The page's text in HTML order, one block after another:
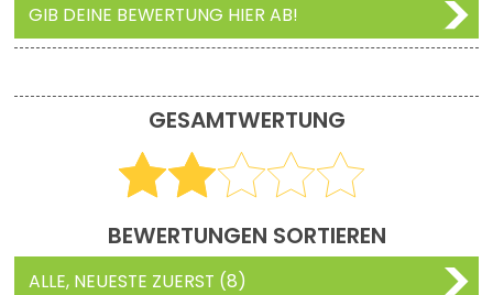
GIB DEINE BEWERTUNG HIER AB!
GESAMTWERTUNG
BEWERTUNGEN SORTIEREN
ALLE, NEUESTE ZUERST (8)